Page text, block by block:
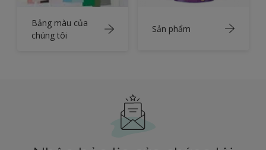
Bảng màu của
chúng tôi
Sản phẩm